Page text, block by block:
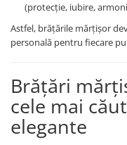
Brățări elastice cu pietre
semiprețioase
BRĂȚĂRI DE PICIOR
Brățări de picior din
COLIERE
Coliere cu mărgele
Argint
(protecție, iubire,
Astfel, brățările mărțișor
personală pentru fiecare
Brățări
cele mai
elegante